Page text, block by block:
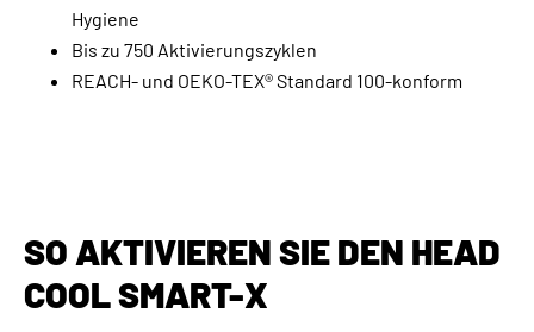
Hygiene
Bis zu 750 Aktivierungszyklen
REACH- und OEKO-TEX® Standard 100-konform
SO AKTIVIEREN SIE DEN HEAD
COOL SMART-X